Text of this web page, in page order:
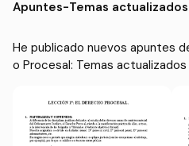
Apuntes-Temas
He publicado nuevos apuntes
o Procesal: Temas